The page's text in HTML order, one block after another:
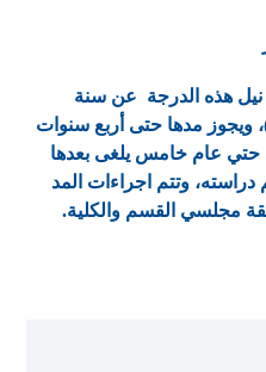
نيل هذه الدرجة عن سنة
ويجوز مدها حتى أربع سنوات
حتي عام خامس يلغى بعدها
وتتم اجراءات المد
مجلسي القسم والكلية.